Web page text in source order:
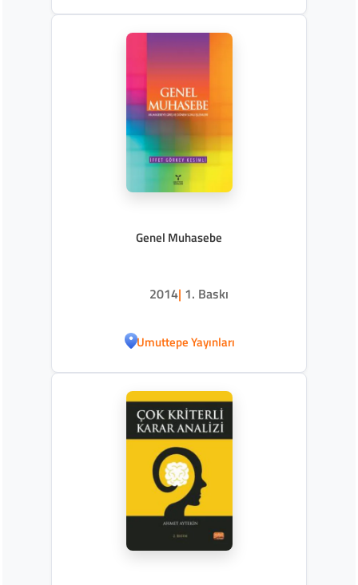
Genel Muhasebe
2014| 1. Baskı
Umuttepe Yayınları